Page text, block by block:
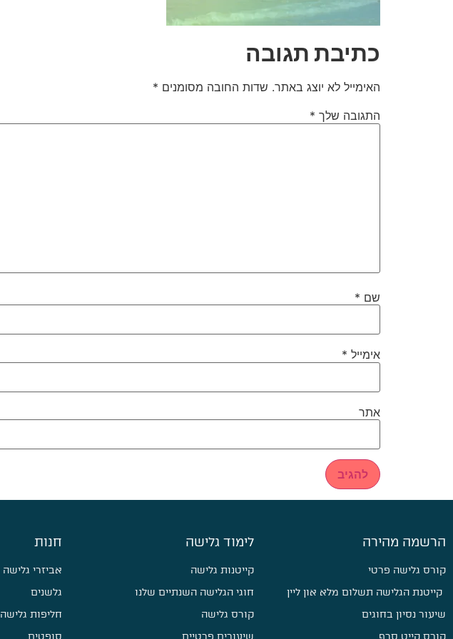
כתיבת תגובה
האימייל לא יוצג באתר. שדות החובה מסומנים *
התגובה שלך *
שם *
אימייל *
אתר
הרשמה מהירה
קורס גלישה פרטי
קייטנת הגלישה תשלום מלא און ליין
שיעור נסיון בחוגים
קורס קייט סרף
לימוד גלישה
קייטנות גלישה
חוגי הגלישה השנתיים שלנו
קורס גלישה
שיעורים פרטיים
חנות
אביזרי גלישה
גלשנים
חליפות גלישה
סופטים